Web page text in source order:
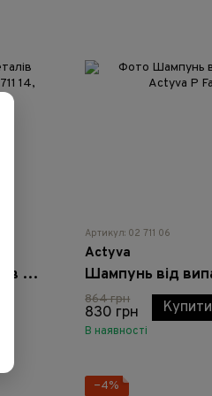
Шампунь для видалення металів Actyva M Detox Shampoo - 250 мл
Артикул: 02 711 06
Actyva
864 грн
830 грн Купити
В наявності
−4%